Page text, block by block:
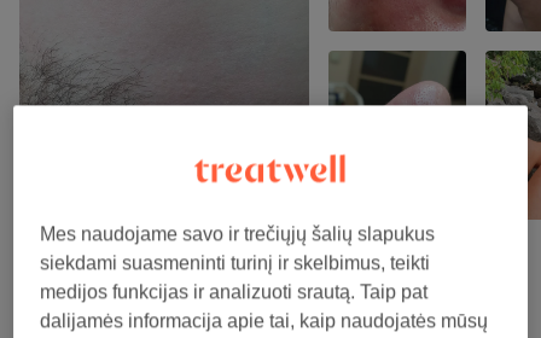
Atsiliepimai apie saloną
Mes naudojame savo ir trečiųjų šalių slapukus
siekdami suasmeninti turinį ir skelbimus, teikti
medijos funkcijas ir analizuoti srautą. Taip pat
dalijamės informacija apie tai, kaip naudojatės mūsų